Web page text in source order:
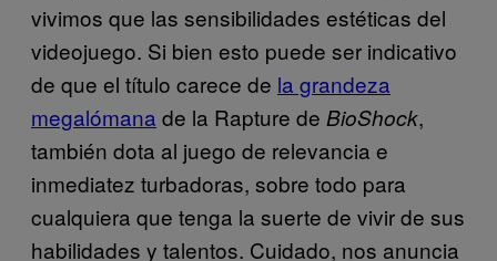
vivimos que las sensibilidades estéticas del
videojuego. Si bien esto puede ser indicativo
de que el título carece de la grandeza
megalómana de la Rapture de BioShock,
también dota al juego de relevancia e
inmediatez turbadoras, sobre todo para
cualquiera que tenga la suerte de vivir de sus
habilidades y talentos. Cuidado, nos anuncia